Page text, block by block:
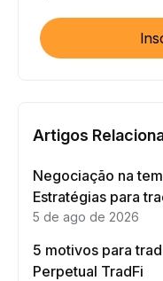
Artigos
Negociação na
Estratégias para
5 de ago de 2026
5 motivos para
Perpetual TradFi